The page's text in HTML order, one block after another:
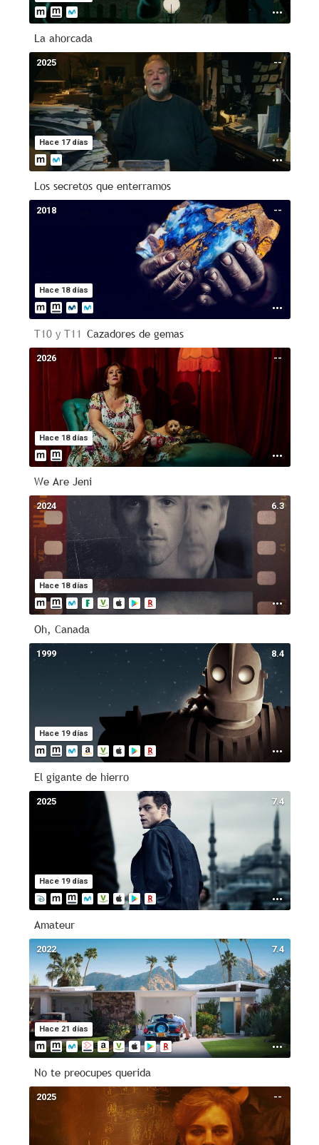
La ahorcada
--
Hace 17 días
2025
Los secretos que enterramos
--
Hace 18 días
2018
T10 y T11 Cazadores de gemas
--
Hace 18 días
2026
We Are Jeni
6.3
Hace 18 días
2024
Oh, Canada
8.4
Hace 19 días
1999
El gigante de hierro
7.4
Hace 19 días
2025
Amateur
7.4
Hace 21 días
2022
No te preocupes querida
--
2025